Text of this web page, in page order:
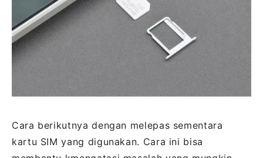
Cara berikutnya dengan melepas sementara
kartu SIM yang digunakan. Cara ini bisa